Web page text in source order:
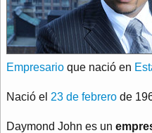
Empresario que nació en
Nació el 23 de febrero de
Daymond John es un